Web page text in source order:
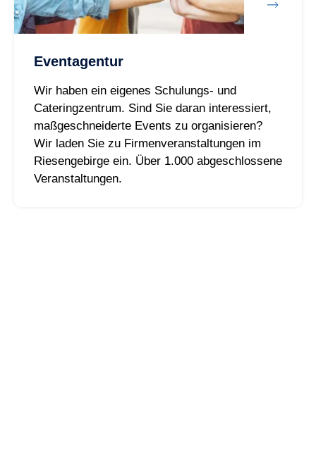
Eventagentur
Wir haben ein eigenes Schulungs- und
Cateringzentrum. Sind Sie daran interessiert,
maßgeschneiderte Events zu organisieren?
Wir laden Sie zu Firmenveranstaltungen im
Riesengebirge ein. Über 1.000 abgeschlossene
Veranstaltungen.